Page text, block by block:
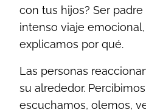
con tus hijos? Ser
intenso viaje
explicamos por qué.
Las personas
su alrededor.
escuchamos, olemos,